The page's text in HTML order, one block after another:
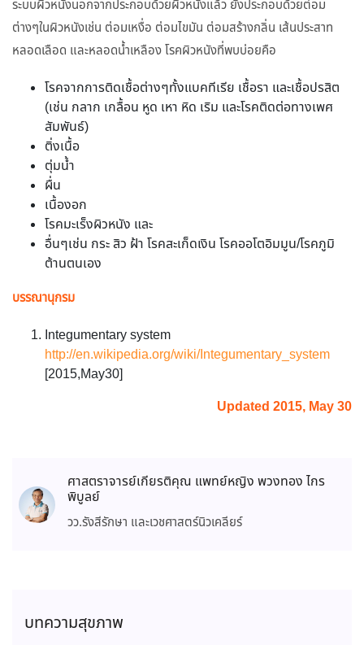
ระบบผิวหนังนอกจากประกอบด้วยผิวหนังแล้ว ยังประกอบด้วยต่อม
ต่างๆในผิวหนังเช่น ต่อมเหงื่อ ต่อมไขมัน ต่อมสร้างกลิ่น เส้นประสาท
หลอดเลือด และหลอดน้ำเหลือง โรคผิวหนังที่พบบ่อยคือ
โรคจากการติดเชื้อต่างๆทั้งแบคทีเรีย เชื้อรา และเชื้อปรสิต
(เช่น กลาก เกลื้อน หูด เหา หิด เริม และโรคติดต่อทางเพศ
สัมพันธ์)
ติ่งเนื้อ
ตุ่มน้ำ
ผื่น
เนื้องอก
โรคมะเร็งผิวหนัง และ
อื่นๆเช่น กระ สิว ฝ้า โรคสะเก็ดเงิน โรคออโตอิมมูน/โรคภูมิ
ต้านตนเอง
บรรณานุกรม
Integumentary system
http://en.wikipedia.org/wiki/Integumentary_system
[2015,May30]
Updated 2015, May 30
ศาสตราจารย์เกียรติคุณ แพทย์หญิง พวงทอง ไกร
พิบูลย์
วว.รังสีรักษา และเวชศาสตร์นิวเคลียร์
บทความสุขภาพ